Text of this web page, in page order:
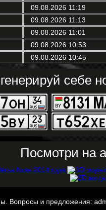
09.08.2026 11:19
09.08.2026 11:13
09.08.2026 11:01
09.08.2026 10:53
09.08.2026 10:45
себе
Посмотри на
Вопросы и предложения: